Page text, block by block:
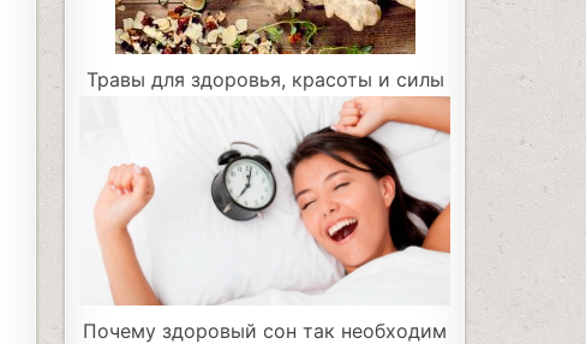
Травы для здоровья, красоты и силы
Почему здоровый сон так необходим